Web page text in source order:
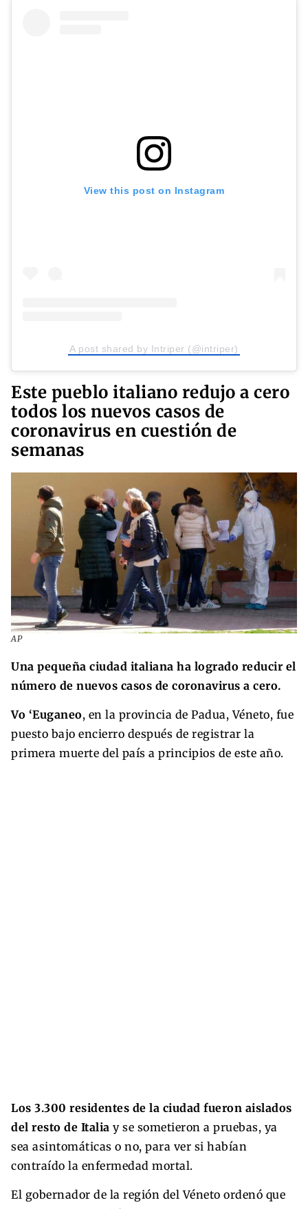
View this post on Instagram
A post shared by Intriper (@intriper)
Este pueblo italiano redujo a cero
todos los nuevos casos de
coronavirus en cuestión de
semanas
AP
Una pequeña ciudad italiana ha logrado reducir el
número de nuevos casos de coronavirus a cero.
Vo ‘Euganeo, en la provincia de Padua, Véneto, fue
puesto bajo encierro después de registrar la
primera muerte del país a principios de este año.
Los 3.300 residentes de la ciudad fueron aislados
del resto de Italia y se sometieron a pruebas, ya
sea asintomáticas o no, para ver si habían
contraído la enfermedad mortal.
El gobernador de la región del Véneto ordenó que